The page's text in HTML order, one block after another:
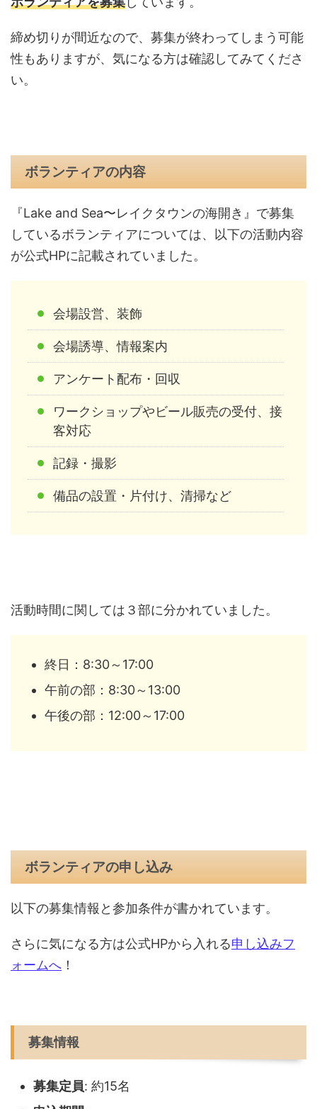
締め切りが間近なので、募集が終わってしまう可能
性もありますが、気になる方は確認してみてくださ
い。
ボランティアの内容
『Lake and Sea〜レイクタウンの海開き』で募集
しているボランティアについては、以下の活動内容
が公式HPに記載されていました。
会場設営、装飾
会場誘導、情報案内
アンケート配布・回収
ワークショップやビール販売の受付、接
客対応
記録・撮影
備品の設置・片付け、清掃など
活動時間に関しては３部に分かれていました。
終日：8:30～17:00
午前の部：8:30～13:00
午後の部：12:00～17:00
ボランティアの申し込み
以下の募集情報と参加条件が書かれています。
さらに気になる方は公式HPから入れる申し込みフ
ォームへ ！
募集情報
募集定員: 約15名